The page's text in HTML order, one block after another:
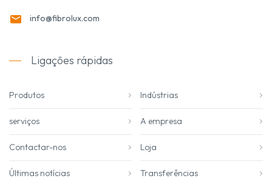
info@fibrolux.com
Ligações rápidas
Produtos Indústrias
serviços A empresa
Contactar-nos Loja
Últimas notícias Transferências